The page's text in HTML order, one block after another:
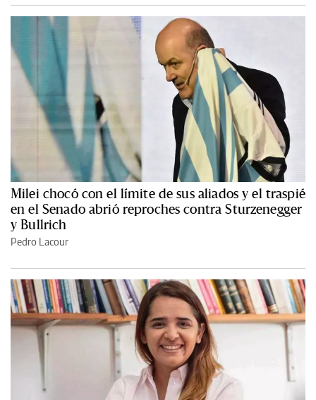
Milei chocó con el límite de sus aliados y el traspié
en el Senado abrió reproches contra Sturzenegger
y Bullrich
Pedro Lacour